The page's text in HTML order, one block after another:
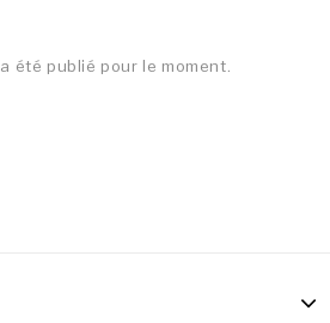
été publié pour le moment.